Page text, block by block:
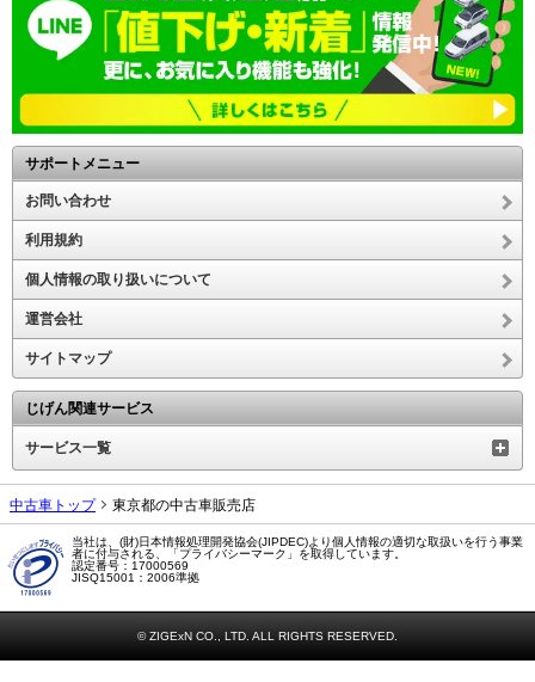
サポートメニュー
お問い合わせ
利用規約
個人情報の取り扱いについて
運営会社
サイトマップ
じげん関連サービス
サービス一覧
中古車トップ 東京都の中古車販売店
当社は、(財)日本情報処理開発協会(JIPDEC)より個人情報の適切な取扱いを行う事業
者に付与される、「プライバシーマーク」を取得しています。
認定番号：17000569
JISQ15001：2006準拠
© ZIGExN CO., LTD. ALL RIGHTS RESERVED.